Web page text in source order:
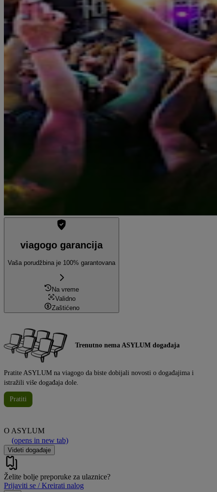
viagogo garancija
Vaša porudžbina je 100% garantovana
Na vreme
Validno
Zaštićeno
Trenutno nema ASYLUM događaja
Pratite ASYLUM na viagogo da biste dobijali novosti o događajima i
istražili više događaja dole.
Pratiti
O ASYLUM
(opens in new tab)
Videti događaje
Želite bolje preporuke za ulaznice?
Prijaviti se / Kreirati nalog